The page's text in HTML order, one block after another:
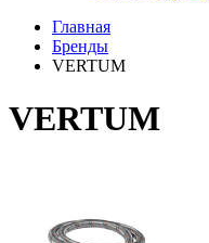
Главная
Бренды
VERTUM
VERTUM